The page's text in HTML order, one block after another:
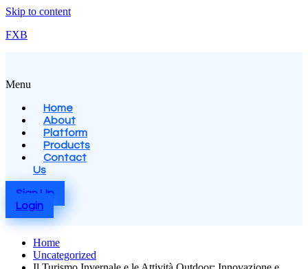
Skip to content
FXB
Menu
Home
About
Platform
Products
Contact
Us
Sign Up
Login
Home
Uncategorized